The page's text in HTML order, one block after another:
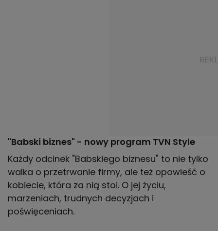
"Babski biznes" - nowy program TVN Style
Każdy odcinek "Babskiego biznesu" to nie tylko
walka o przetrwanie firmy, ale też opowieść o
kobiecie, która za nią stoi. O jej życiu,
marzeniach, trudnych decyzjach i
poświęceniach.